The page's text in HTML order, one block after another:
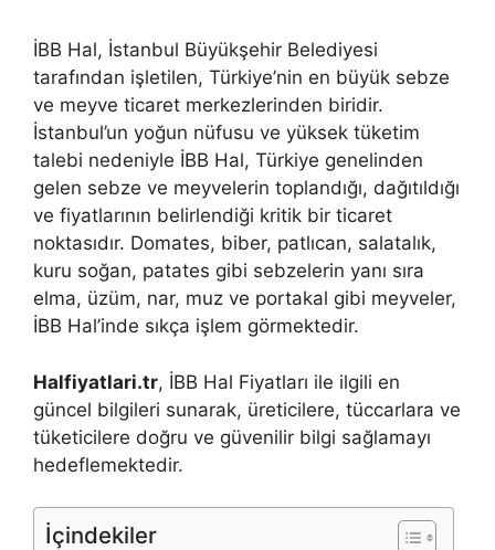
İBB Hal, İstanbul Büyükşehir Belediyesi
tarafından işletilen, Türkiye’nin en büyük sebze
ve meyve ticaret merkezlerinden biridir.
İstanbul’un yoğun nüfusu ve yüksek tüketim
talebi nedeniyle İBB Hal, Türkiye genelinden
gelen sebze ve meyvelerin toplandığı, dağıtıldığı
ve fiyatlarının belirlendiği kritik bir ticaret
noktasıdır. Domates, biber, patlıcan, salatalık,
kuru soğan, patates gibi sebzelerin yanı sıra
elma, üzüm, nar, muz ve portakal gibi meyveler,
İBB Hal’inde sıkça işlem görmektedir.
Halfiyatlari.tr, İBB Hal Fiyatları ile ilgili en
güncel bilgileri sunarak, üreticilere, tüccarlara ve
tüketicilere doğru ve güvenilir bilgi sağlamayı
hedeflemektedir.
İçindekiler